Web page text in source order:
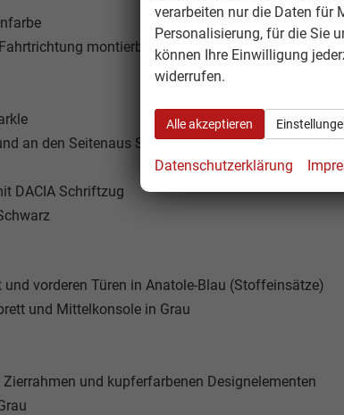
montierbar
an den Seitenaus Starkle
DACIA Schriftzug
vorderen Türen in Anatole-Blau (Stoffeinsätze)
und Mittelkonsole in Grau
und kupferfarbenen Designelementen
verarbeiten nur die Daten für
Personalisierung, für die Sie
können Ihre Einwilligung
widerrufen.
Alle akzeptieren
Datenschutzerklärung